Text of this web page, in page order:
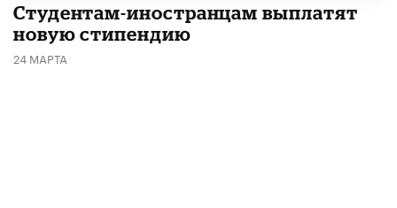
Студентам-иностранцам выплатят
новую стипендию
24 МАРТА